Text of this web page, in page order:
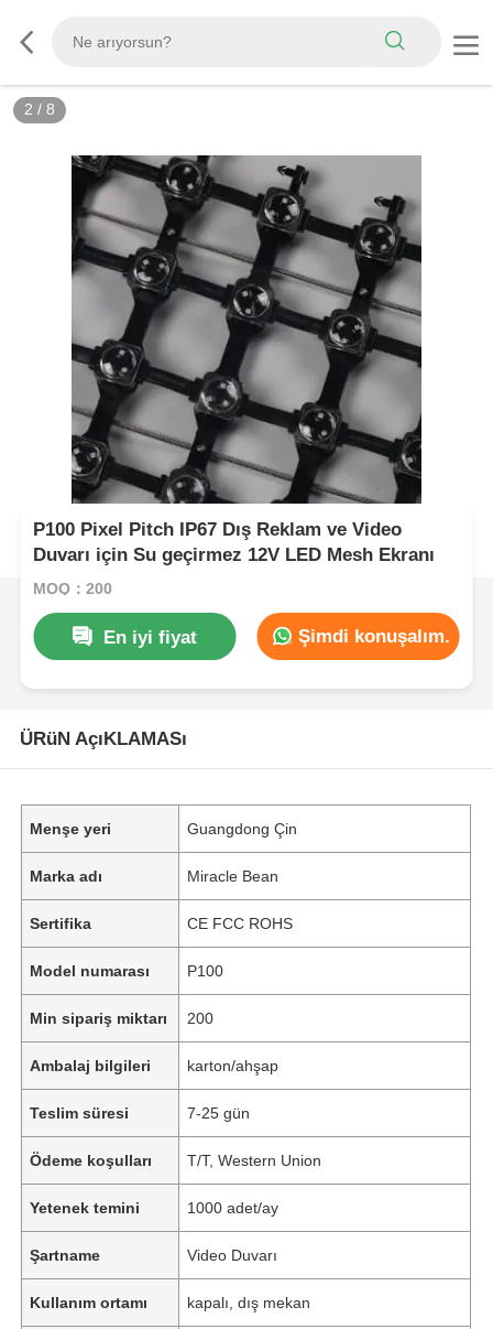
3 / 8
P100 Pixel Pitch IP67 Dış Reklam ve Video
Duvarı için Su geçirmez 12V LED Mesh Ekranı
MOQ：200
En iyi fiyat Şimdi konuşalım.
ÜRüN AçıKLAMASı
Menşe yeri Guangdong Çin
Marka adı Miracle Bean
Sertifika CE FCC ROHS
Model numarası P100
Min sipariş miktarı 200
Ambalaj bilgileri karton/ahşap
Teslim süresi 7-25 gün
Ödeme koşulları T/T, Western Union
Yetenek temini 1000 adet/ay
Şartname Video Duvarı
Kullanım ortamı kapalı, dış mekan